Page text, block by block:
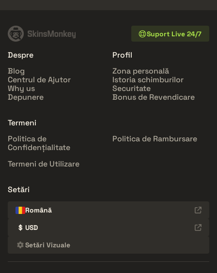
Suport Live 24/7
Despre
Blog
Centrul de Ajutor
Why us
Depunere
Profil
Zona personală
Istoria schimburilor
Securitate
Bonus de Revendicare
Termeni
Politica de
Confidențialitate
Politica de Rambursare
Termeni de Utilizare
Setări
Română
$ USD
Setări Vizuale